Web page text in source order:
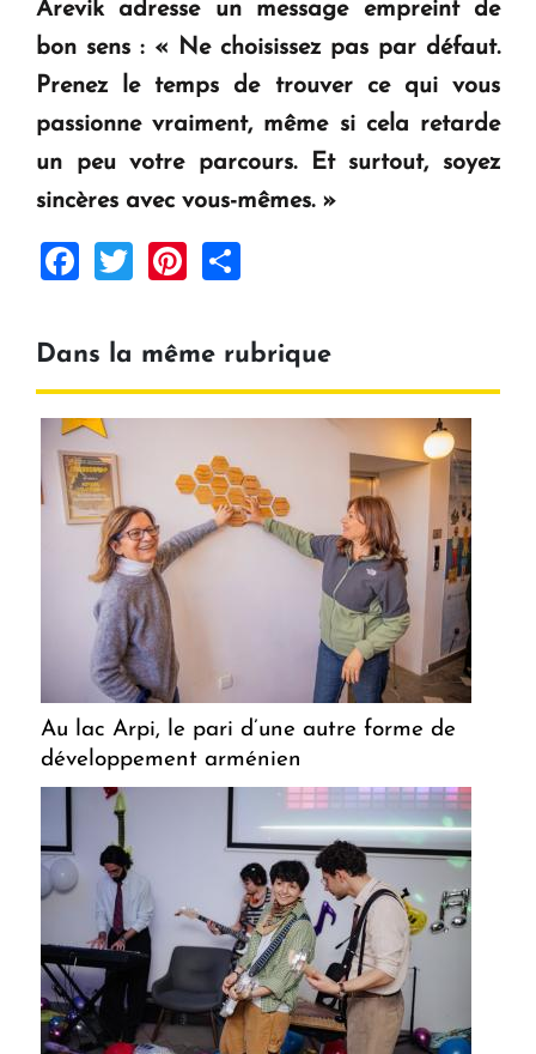
Arevik adresse un message empreint de
bon sens : «
Ne choisissez pas par défaut.
Prenez le temps de trouver ce qui vous
passionne vraiment, même si cela retarde
un peu votre parcours. Et surtout, soyez
sincères avec vous-mêmes.»
Facebook
TwitterPinterest
Dans la même rubrique
Au lac Arpi, le pari d’une autre forme de
développement arménien